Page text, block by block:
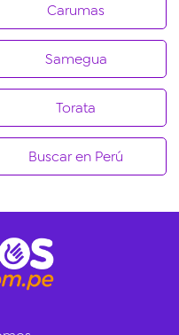
Carumas
Samegua
Torata
Buscar en Perú